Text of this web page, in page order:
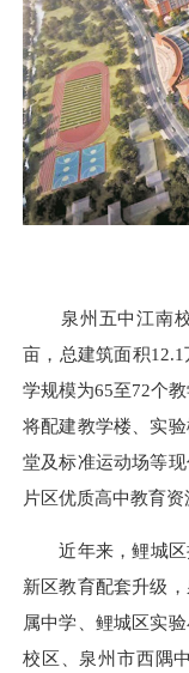
泉州五中江南校
亩，总建筑面积
学规模为65至72个
将配建教学楼、实
堂及标准运动场等
片区优质高中教育
近年来，鲤城区
新区教育配套升级
属中学、鲤城区实
校区、泉州市西隅